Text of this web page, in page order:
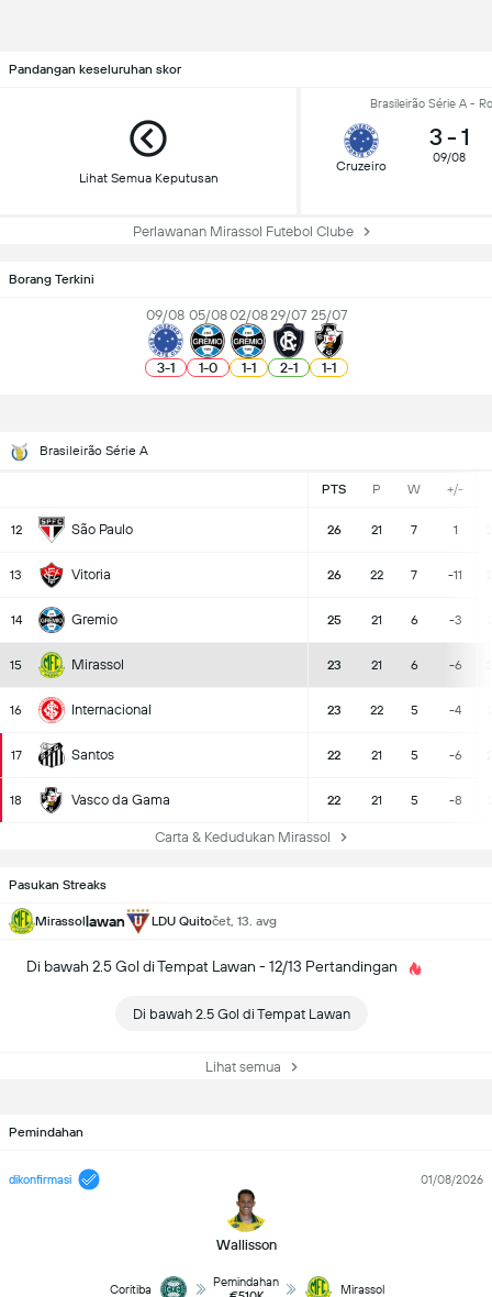
Pandangan keseluruhan skor
Lihat Semua Keputusan
Brasileirão Série A -
Cruzeiro
3 - 1
09/08
Perlawanan Mirassol Futebol Clube
Borang Terkini
09/08
3-1
05/08
1-0
02/08
1-1
29/07
2-1
25/07
1-1
Brasileirão Série A
PTS P W +/-
12 São Paulo 26 21 7 1
13 Vitoria 26 22 7 -11
14 Gremio 25 21 6 -3
15 Mirassol 23 21 6 -6
16 Internacional 23 22 5 -4
17 Santos 22 21 5 -6
18 Vasco da Gama 22 21 5 -8
Carta & Kedudukan Mirassol
Pasukan Streaks
Mirassollawan LDU Quitočet, 13. avg
Di bawah 2.5 Gol di Tempat Lawan - 12/13 Pertandingan
Di bawah 2.5 Gol di Tempat Lawan
Lihat semua
Pemindahan
dikonfirmasi
Wallisson
01/08/2026
Coritiba
Pemindahan
Mirassol